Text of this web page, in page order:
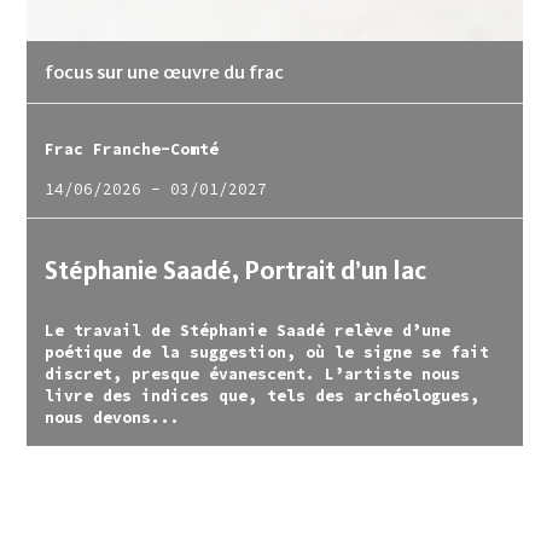
focus sur une œuvre du frac
Stéphanie Saadé, Portrait d’un lac
Le travail de Stéphanie Saadé relève d’une
poétique de la suggestion, où le signe se fait
discret, presque évanescent. L’artiste nous
livre des indices que, tels des archéologues,
nous devons...
Frac Franche-Comté
14/06/2026 - 03/01/2027